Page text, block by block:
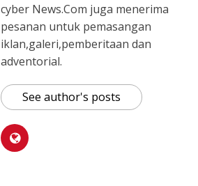
cyber News.Com juga menerima
pesanan untuk pemasangan
iklan,galeri,pemberitaan dan
adventorial.
See author's posts